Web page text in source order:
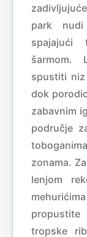
park
spajajući
šarmom.
spustiti
dok
zabavnim
područje
zonama.
lenjom
tropske